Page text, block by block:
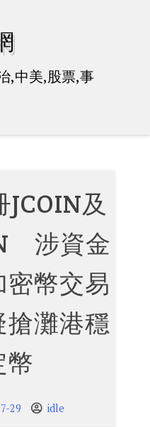
,中美,股票,事
及
涉資金
幣交易
灘港穩
幣
29 idle